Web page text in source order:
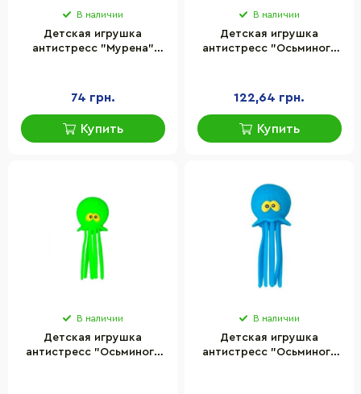
В наличии
Детская игрушка
антистресс "Мурена"
74 грн.
Купить
В наличии
Детская игрушка
антистресс "Осьминог"
122,64 грн.
Купить
В наличии
Детская игрушка
антистресс "Осьминог"
В наличии
Детская игрушка
антистресс "Осьминог"